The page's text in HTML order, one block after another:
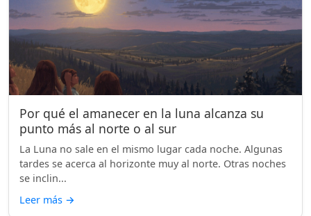
Por qué el amanecer en la luna alcanza su
punto más al norte o al sur
La Luna no sale en el mismo lugar cada noche. Algunas
tardes se acerca al horizonte muy al norte. Otras noches
se inclin...
Leer más →